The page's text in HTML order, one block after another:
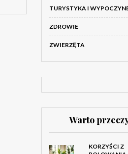
TURYSTYKA I
ZDROWIE
ZWIERZĘTA
Warto
KORZYŚCI Z